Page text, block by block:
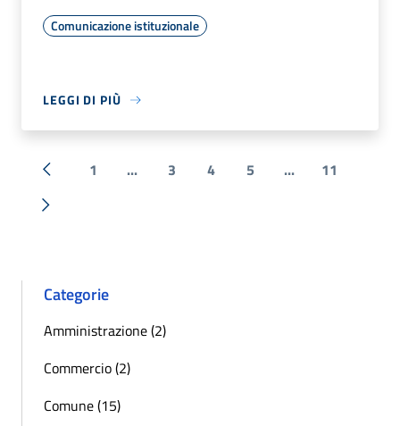
Comunicazione istituzionale
LEGGI DI PIÙ
« Precedente
1 ... 3 4 5 ... 11
Successiva »
Categorie
Amministrazione (2)
Commercio (2)
Comune (15)